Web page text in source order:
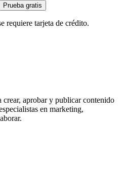
Prueba gratis
requiere tarjeta de crédito.
crear, aprobar y publicar contenido
en marketing,